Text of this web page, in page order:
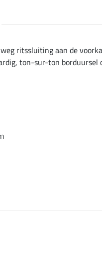
ritssluiting aan de
ton-sur-ton borduursel